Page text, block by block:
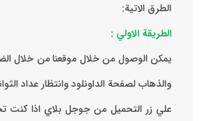
الطرق الاتية:
الطريقة الاولي :
يمكن الوصول من خلال موقعنا من خلال
والذهاب لصفحة الداونلود وانتظار عداد
علي زر التحميل من جوجل بلاي اذا كنت